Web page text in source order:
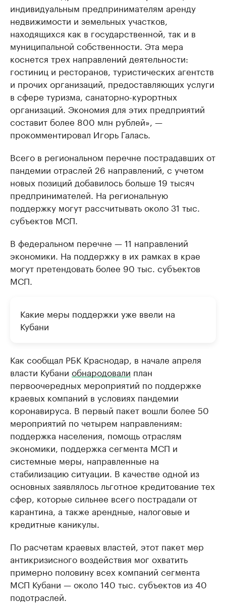
индивидуальным предпринимателям аренду
недвижимости и земельных участков,
находящихся как в государственной, так и в
муниципальной собственности. Эта мера
коснется трех направлений деятельности:
гостиниц и ресторанов, туристических агентств
и прочих организаций, предоставляющих услуги
в сфере туризма, санаторно-курортных
организаций. Экономия для этих предприятий
составит более 800 млн рублей», —
прокомментировал Игорь Галась.
Всего в региональном перечне пострадавших от
пандемии отраслей 26 направлений, с учетом
новых позиций добавилось больше 19 тысяч
предпринимателей. На региональную
поддержку могут рассчитывать около 31 тыс.
субъектов МСП.
В федеральном перечне — 11 направлений
экономики. На поддержку в их рамках в крае
могут претендовать более 90 тыс. субъектов
МСП.
Какие меры поддержки уже ввели на
Кубани
Как сообщал РБК Краснодар, в начале апреля
власти Кубани обнародовали план
первоочередных мероприятий по поддержке
краевых компаний в условиях пандемии
коронавируса. В первый пакет вошли более 50
мероприятий по четырем направлениям:
поддержка населения, помощь отраслям
экономики, поддержка сегмента МСП и
системные меры, направленные на
стабилизацию ситуации. В качестве одной из
основных заявлялось льготное кредитование тех
сфер, которые сильнее всего пострадали от
карантина, а также арендные, налоговые и
кредитные каникулы.
По расчетам краевых властей, этот пакет мер
антикризисного воздействия мог охватить
примерно половину всех компаний сегмента
МСП Кубани — около 140 тыс. субъектов из 40
подотраслей.